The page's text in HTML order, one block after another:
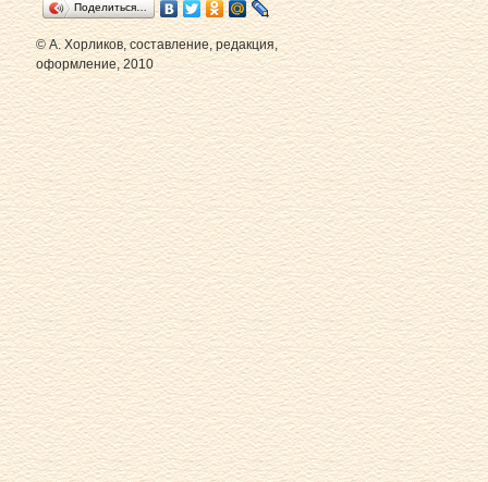
Поделиться…
© А. Хорликов, составление, редакция,
оформление, 2010